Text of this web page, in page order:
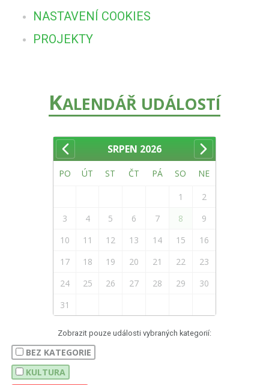
NASTAVENÍ COOKIES
PROJEKTY
KALENDÁŘ UDÁLOSTÍ
SRPEN 2026
PO ÚT ST ČT PÁ SO NE
1
2
3
4 5 6 7 8
9
10
11 12 13 14 15
16
17
18 19 20 21 22
23
24
25 26 27 28 29
30
31
Zobrazit pouze události vybraných kategorií:
BEZ KATEGORIE
KULTURA